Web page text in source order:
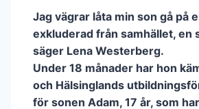
Jag vägrar låta min son gå på
exkluderad från samhället, en
säger Lena Westerberg.
Under 18 månader har hon
och Hälsinglands
för sonen Adam, 17 år, som